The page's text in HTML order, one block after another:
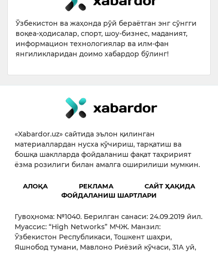
Ўзбекистон ва жаҳонда рўй бераётган энг сўнгги
воқеа-ҳодисалар, спорт, шоу-бизнес, маданият,
информацион технологиялар ва илм-фан
янгиликларидан доимо хабардор бўлинг!
«Xabardor.uz» сайтида эълон қилинган
материаллардан нусха кўчириш, тарқатиш ва
бошқа шаклларда фойдаланиш фақат таҳририят
ёзма розилиги билан амалга оширилиши мумкин.
АЛОҚА РЕКЛАМА
САЙТ ҲАҚИДА
ФОЙДАЛАНИШ ШАРТЛАРИ
Гувоҳнома: №1040. Берилган санаси: 24.09.2019 йил.
Муассис: “High Networks” МЧЖ. Манзил:
Ўзбекистон Республикаси, Тошкент шаҳри,
Яшнобод тумани, Мавлоно Риёзий кўчаси, 31А уй,